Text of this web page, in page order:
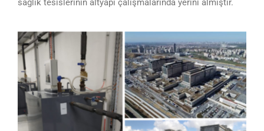
sağlık tesislerinin altyapı çalışmalarında yerini almıştır.